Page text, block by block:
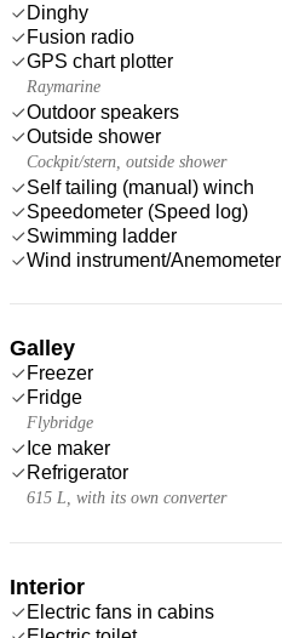
Dinghy
Fusion radio
GPS chart plotter
Raymarine
Outdoor speakers
Outside shower
Cockpit/stern, outside shower
Self tailing (manual) winch
Speedometer (Speed log)
Swimming ladder
Wind instrument/Anemometer
Galley
Freezer
Fridge
Flybridge
Ice maker
Refrigerator
615 L, with its own converter
Interior
Electric fans in cabins